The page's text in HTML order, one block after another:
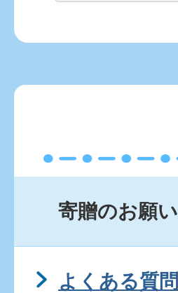
寄贈のお願い
よくある質問